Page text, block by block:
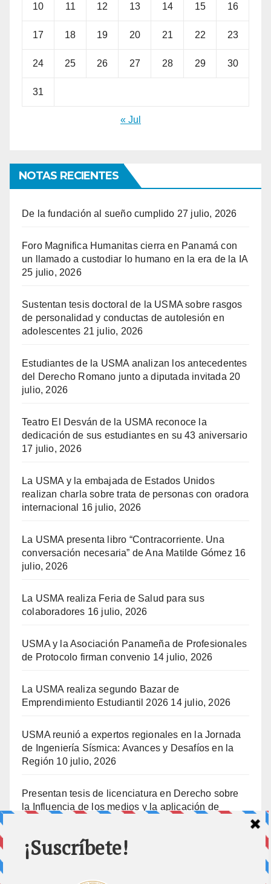
10 11 12 13 14 15 16
17 18 19 20 21 22 23
24 25 26 27 28 29 30
31
« Jul
NOTAS RECIENTES
De la fundación al sueño cumplido 27 julio, 2026
Foro Magnifica Humanitas cierra en Panamá con
un llamado a custodiar lo humano en la era de la IA
25 julio, 2026
Sustentan tesis doctoral de la USMA sobre rasgos
de personalidad y conductas de autolesión en
adolescentes 21 julio, 2026
Estudiantes de la USMA analizan los antecedentes
del Derecho Romano junto a diputada invitada 20
julio, 2026
Teatro El Desván de la USMA reconoce la
dedicación de sus estudiantes en su 43 aniversario
17 julio, 2026
La USMA y la embajada de Estados Unidos
realizan charla sobre trata de personas con oradora
internacional
16 julio, 2026
La USMA presenta libro “Contracorriente. Una
conversación necesaria” de Ana Matilde Gómez 16
julio, 2026
La USMA realiza Feria de Salud para sus
colaboradores 16 julio, 2026
USMA y la Asociación Panameña de Profesionales
de Protocolo firman convenio 14 julio, 2026
La USMA realiza segundo Bazar de
Emprendimiento Estudiantil 2026 14 julio, 2026
USMA reunió a expertos regionales en la Jornada
de Ingeniería Sísmica: Avances y Desafíos en la
Región 10 julio, 2026
Presentan tesis de licenciatura en Derecho sobre
la Influencia de los medios y la aplicación de